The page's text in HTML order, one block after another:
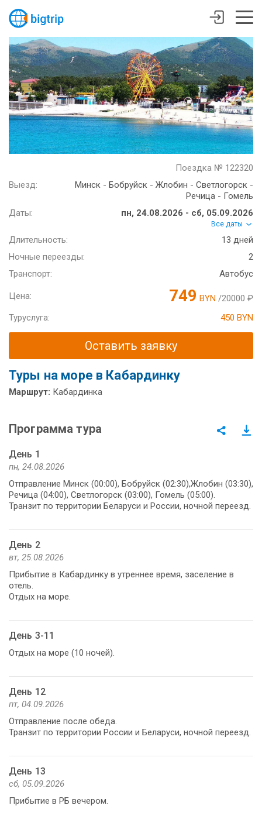
Поездка № 122320
Выезд:
Минск - Бобруйск - Жлобин - Светлогорск -
Речица - Гомель
Даты:
пн, 24.08.2026 - сб, 05.09.2026
Все даты
Длительность:
13 дней
Ночные переезды:
2
Транспорт:
Автобус
Цена: 749 BYN /20000 ₽
Туруслуга:
450 BYN
Оставить заявку
Туры на море в Кабардинку
Маршрут: Кабардинка
Программа тура
День 1
пн, 24.08.2026
Отправление Минск (00:00), Бобруйск (02:30),Жлобин (03:30),
Речица (04:00), Светлогорск (03:00), Гомель (05:00).
Транзит по территории Беларуси и России, ночной переезд.
День 2
вт, 25.08.2026
Прибытие в Кабардинку в утреннее время, заселение в
отель.
Отдых на море.
День 3-11
Отдых на море (10 ночей).
День 12
пт, 04.09.2026
Отправление после обеда.
Транзит по территории России и Беларуси, ночной переезд.
День 13
сб, 05.09.2026
Прибытие в РБ вечером.